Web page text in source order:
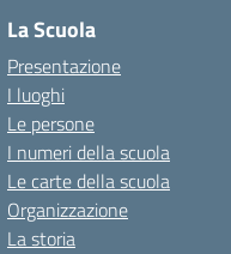
La Scuola
Presentazione
I luoghi
Le persone
I numeri della scuola
Le carte della scuola
Organizzazione
La storia